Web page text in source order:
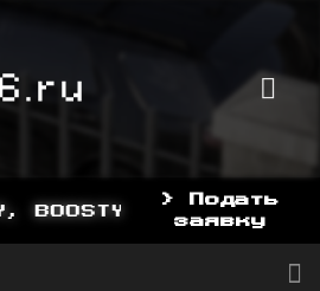
YDDY
> Подать
заявку